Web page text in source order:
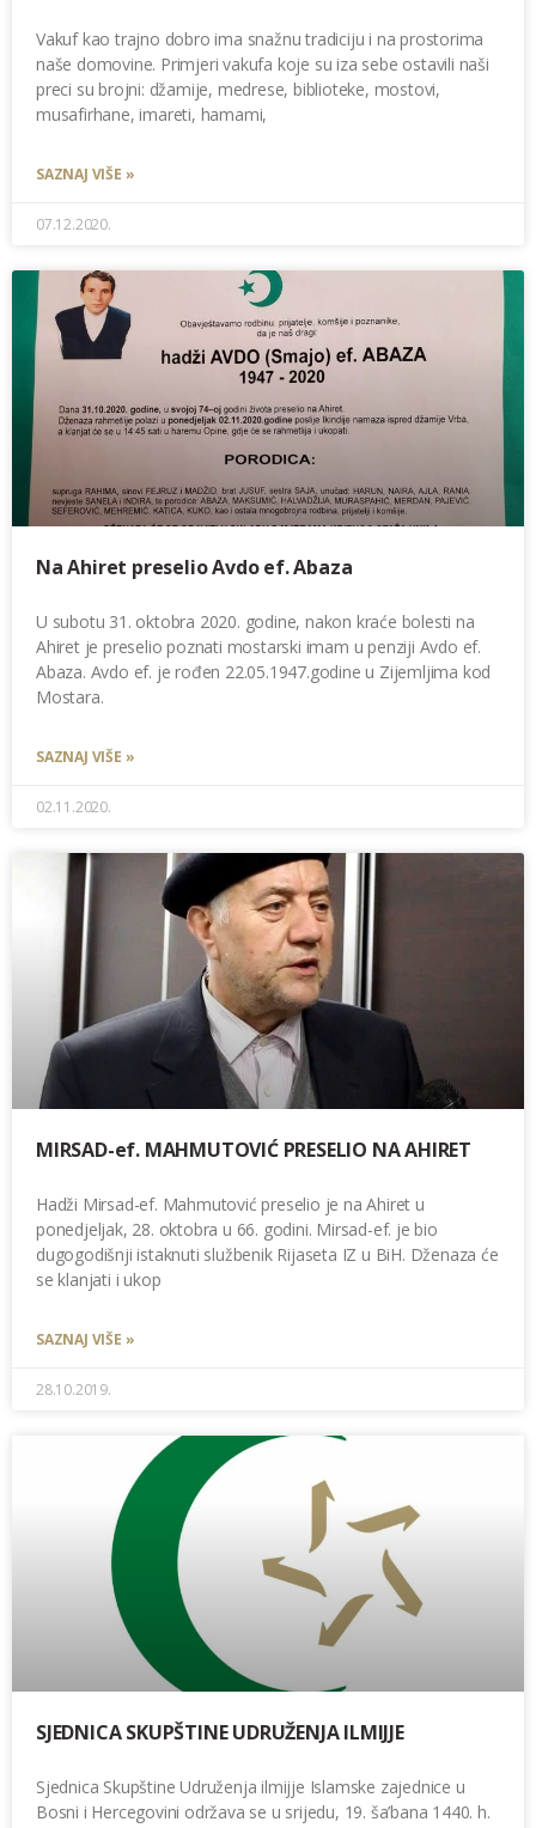
Vakuf kao trajno dobro ima snažnu tradiciju i na prostorima
naše domovine. Primjeri vakufa koje su iza sebe ostavili naši
preci su brojni: džamije, medrese, biblioteke, mostovi,
musafirhane, imareti, hamami,
SAZNAJ VIŠE »
07.12.2020.
Na Ahiret preselio Avdo ef. Abaza
U subotu 31. oktobra 2020. godine, nakon kraće bolesti na
Ahiret je preselio poznati mostarski imam u penziji Avdo ef.
Abaza. Avdo ef. je rođen 22.05.1947.godine u Zijemljima kod
Mostara.
SAZNAJ VIŠE »
02.11.2020.
MIRSAD-ef. MAHMUTOVIĆ PRESELIO NA AHIRET
Hadži Mirsad-ef. Mahmutović preselio je na Ahiret u
ponedjeljak, 28. oktobra u 66. godini. Mirsad-ef. je bio
dugogodišnji istaknuti službenik Rijaseta IZ u BiH. Dženaza će
se klanjati i ukop
SAZNAJ VIŠE »
28.10.2019.
SJEDNICA SKUPŠTINE UDRUŽENJA ILMIJJE
Sjednica Skupštine Udruženja ilmijje Islamske zajednice u
Bosni i Hercegovini održava se u srijedu, 19. ša’bana 1440. h.